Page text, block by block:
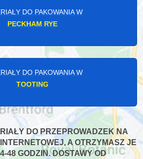
DO PAKOWANIA W
PECKHAM RYE
DO PAKOWANIA W
TOOTING
DO PRZEPROWADZEK NA
A OTRZYMASZ JE
48 GODZIN. DOSTAWY OD